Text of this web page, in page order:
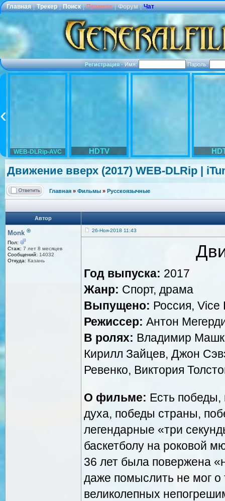
Главная | Трекер | Поиск | Правила | Форум | Чат
Регистрация·Имя: Пароль:
WEB-DLRip-AVC HDTV
Движение вверх (2017) WEB-DLRip |
Главная » Фильмы » Русскоязычные
Автор
Monk ®
Пол:
Стаж: 7 лет 8 месяцев
Сообщений: 14032
Откуда: Казань
26-Ноя-2018 11:43
Год выпуска: 2017
Жанр: Спорт, драма
Выпущено: Россия, Vice
Режиссер: Антон
В ролях: Владимир
Кирилл Зайцев, Джон
Ревенко, Виктория
О фильме: Есть
духа, победы страны,
легендарные «три
баскетболу на роковой
36 лет была повержена
даже помыслить не мог
великолепных